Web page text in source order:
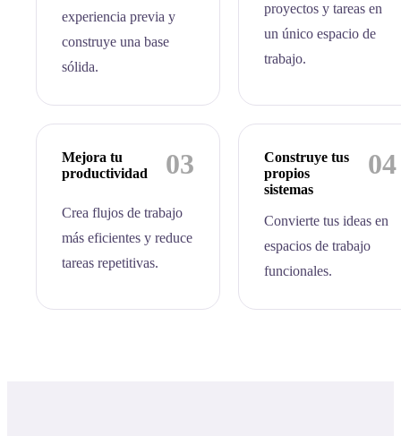
experiencia previa y
construye una base
sólida.
proyectos y tareas en
un único espacio de
trabajo.
03
Mejora tu
productividad
Crea flujos de trabajo
más eficientes y reduce
tareas repetitivas.
04
Construye tus
propios
sistemas
Convierte tus ideas en
espacios de trabajo
funcionales.